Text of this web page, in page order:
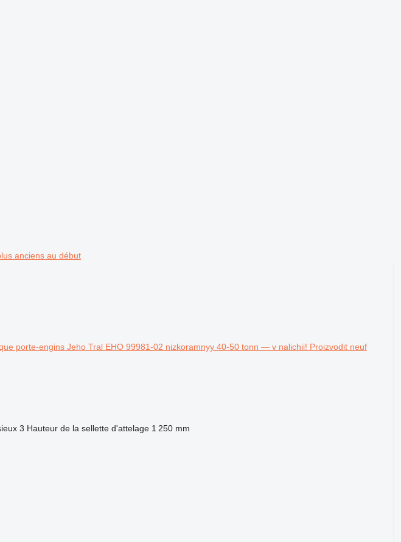
anciens au début
porte-engins Jeho Tral EHO 99981-02 nizkoramnyy 40-50 tonn — v nalichii! Proizvodit neuf
3 Hauteur de la sellette d'attelage 1 250 mm